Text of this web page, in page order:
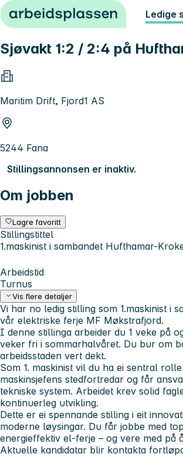
Hopp til innhold Ledige
Sjøvakt 1:2 / 2:4 på
Maritim Drift, Fjord1 AS
5244 Fana
Stillingsannonsen er inaktiv.
Om jobben
Lagre favoritt
Stillingstittel
1.maskinist i sambandet Hufthamar-
Arbeidstid
Turnus
Vis flere detaljer
Vi har no ledig stilling som 1.maskinist i
vår elektriske ferje MF Møkstrafjord.
I denne stillinga arbeider du 1 veke på
veker fri i sommarhalvåret. Du bur om
arbeidsstaden vert dekt.
Som 1. maskinist vil du ha ei sentral
maskinsjefens stedfortredar og får
tekniske system. Arbeidet krev solid
kontinuerleg utvikling.
Dette er ei spennande stilling i eit
moderne løysingar. Du får jobbe med
energieffektiv el-ferje – og vere med
Aktuelle kandidatar blir kontakta